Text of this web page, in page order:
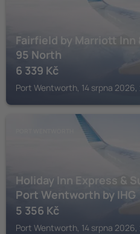
Fairfield by Marriott Inn
95 North
6 339 Kč
Port Wentworth, 14 srpna 2026,
Holiday Inn Express &
Port Wentworth by IHG
5 356 Kč
Port Wentworth, 14 srpna 2026,